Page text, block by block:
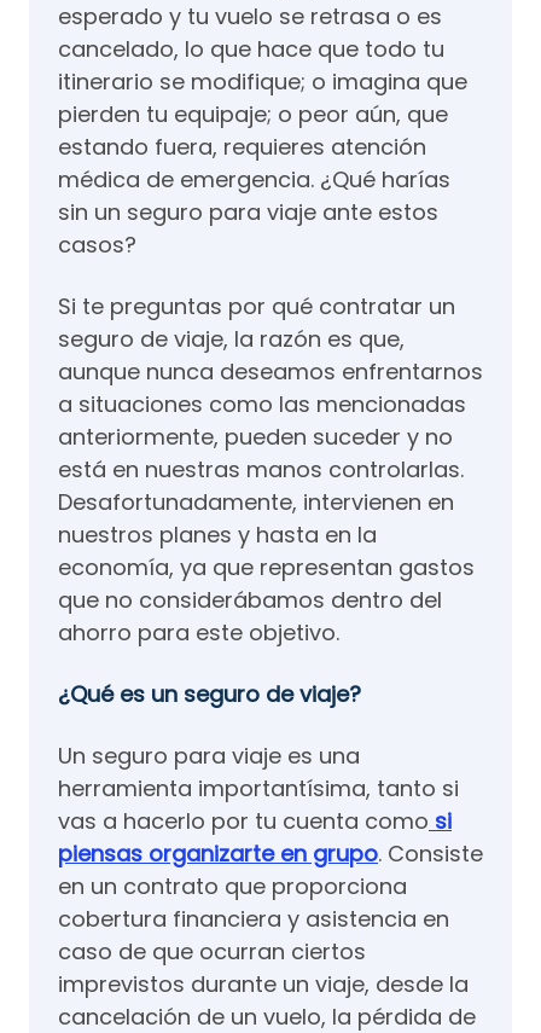
esperado y tu vuelo se retrasa o es
cancelado, lo que hace que todo tu
itinerario se modifique; o imagina que
pierden tu equipaje; o peor aún, que
estando fuera, requieres atención
médica de emergencia. ¿Qué harías
sin un seguro para viaje ante estos
casos?
Si te preguntas por qué contratar un
seguro de viaje, la razón es que,
aunque nunca deseamos enfrentarnos
a situaciones como las mencionadas
anteriormente, pueden suceder y no
está en nuestras manos controlarlas.
Desafortunadamente, intervienen en
nuestros planes y hasta en la
economía, ya que representan gastos
que no considerábamos dentro del
ahorro para este objetivo.
¿Qué es un seguro de viaje?
Un seguro para viaje es una
herramienta importantísima, tanto si
vas a hacerlo por tu cuenta como si
piensas organizarte en grupo. Consiste
en un contrato que proporciona
cobertura financiera y asistencia en
caso de que ocurran ciertos
imprevistos durante un viaje, desde la
cancelación de un vuelo, la pérdida de